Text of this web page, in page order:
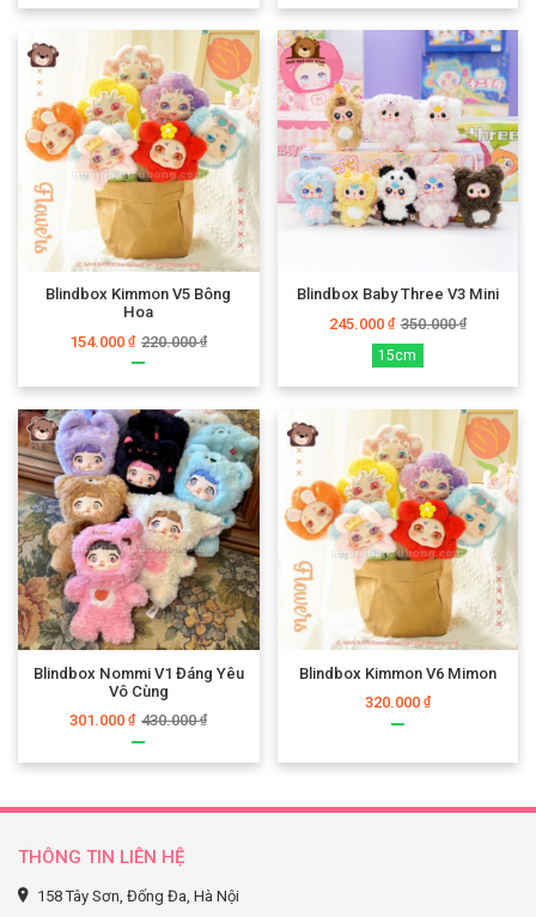
Blindbox Kimmon V5 Bông
Hoa
154.000₫ 220.000₫
Blindbox Baby Three V3 Mini
245.000 ₫ 350.000₫
15cm
Blindbox Nommi V1 Đáng Yêu
Vô Cùng
301.000₫ 430.000₫
Blindbox Kimmon V6 Mimon
320.000 ₫
THÔNG TIN LIÊN HỆ
158 Tây Sơn, Đống Đa, Hà Nội